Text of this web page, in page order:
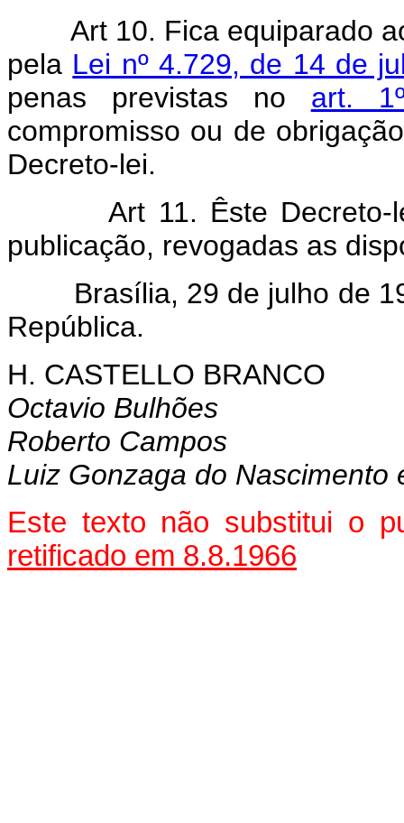
Art 10. Fica equiparado
pela Lei nº 4.729, de 14 de
penas previstas no art.
compromisso ou de
Decreto-lei.
Art 11. Êste
publicação, revogadas as
Brasília, 29 de julho de
República.
H. CASTELLO BRANCO
Octavio Bulhões
Roberto Campos
Luiz Gonzaga do Nascimento
Este texto não substitui o
retificado em 8.8.1966